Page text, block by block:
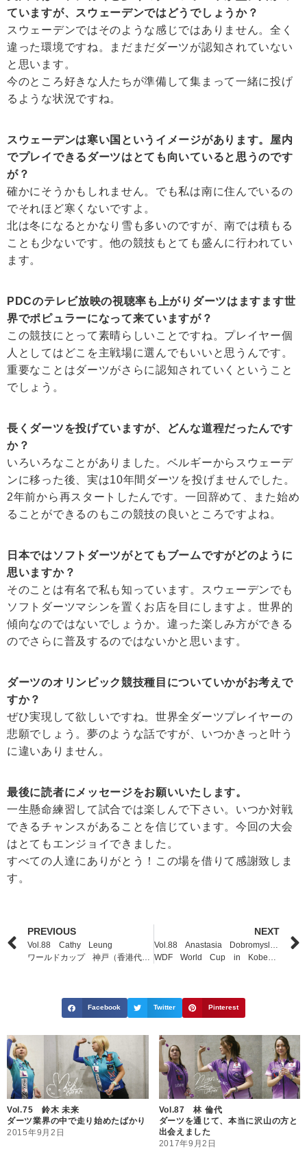
ていますが、スウェーデンではどうでしょうか？
スウェーデンではそのような感じではありません。全く
違った環境ですね。まだまだダーツが認知されていない
と思います。
今のところ好きな人たちが準備して集まって一緒に投げ
るような状況ですね。
スウェーデンは寒い国というイメージがあります。屋内
でプレイできるダーツはとても向いていると思うのです
が？
確かにそうかもしれません。でも私は南に住んでいるの
でそれほど寒くないですよ。
北は冬になるとかなり雪も多いのですが、南では積もる
ことも少ないです。他の競技もとても盛んに行われてい
ます。
PDCのテレビ放映の視聴率も上がりダーツはますます世
界でポピュラーになって来ていますが？
この競技にとって素晴らしいことですね。プレイヤー個
人としてはどこを主戦場に選んでもいいと思うんです。
重要なことはダーツがさらに認知されていくということ
でしょう。
長くダーツを投げていますが、どんな道程だったんです
か？
いろいろなことがありました。ベルギーからスウェーデ
ンに移った後、実は10年間ダーツを投げませんでした。
2年前から再スタートしたんです。一回辞めて、また始め
ることができるのもこの競技の良いところですよね。
日本ではソフトダーツがとてもブームですがどのように
思いますか？
そのことは有名で私も知っています。スウェーデンでも
ソフトダーツマシンを置くお店を目にしますよ。世界的
傾向なのではないでしょうか。違った楽しみ方ができる
のでさらに普及するのではないかと思います。
ダーツのオリンピック競技種目についていかがお考えで
すか？
ぜひ実現して欲しいですね。世界全ダーツプレイヤーの
悲願でしょう。夢のような話ですが、いつかきっと叶う
に違いありません。
最後に読者にメッセージをお願いいたします。
一生懸命練習して試合では楽しんで下さい。いつか対戦
できるチャンスがあることを信じています。今回の大会
はとてもエンジョイできました。
すべての人達にありがとう！この場を借りて感謝致しま
す。
PREVIOUS
Vol.88 Cathy Leung
ワールドカップ 神戸（香港代表）
NEXT
WDF World Cup in Kobe (ロシア代表）
Facebook Twitter Pinterest
Vol.75 鈴木 未来
ダーツ業界の中で走り始めたばかり
2015年9月2日
Vol.87 林 倫代
ダーツを通じて、本当に沢山の方と
出会えました
2017年9月2日